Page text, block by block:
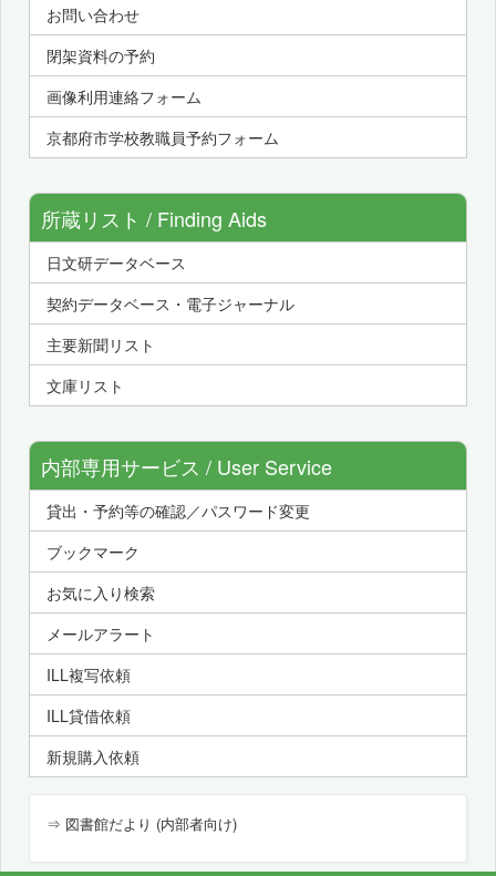
お問い合わせ
閉架資料の予約
画像利用連絡フォーム
京都府市学校教職員予約フォーム
所蔵リスト / Finding Aids
日文研データベース
契約データベース・電子ジャーナル
主要新聞リスト
文庫リスト
内部専用サービス / User Service
貸出・予約等の確認／パスワード変更
ブックマーク
お気に入り検索
メールアラート
ILL複写依頼
ILL貸借依頼
新規購入依頼
⇒ 図書館だより (内部者向け)